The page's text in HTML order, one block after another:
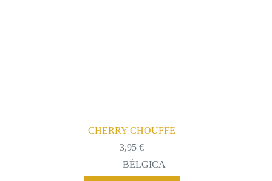
CHERRY CHOUFFE
3,95€
BÉLGICA